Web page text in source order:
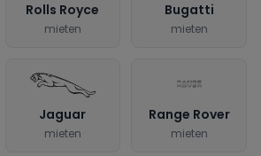
Rolls Royce
mieten
Bugatti
mieten
Jaguar
mieten
Range Rover
mieten